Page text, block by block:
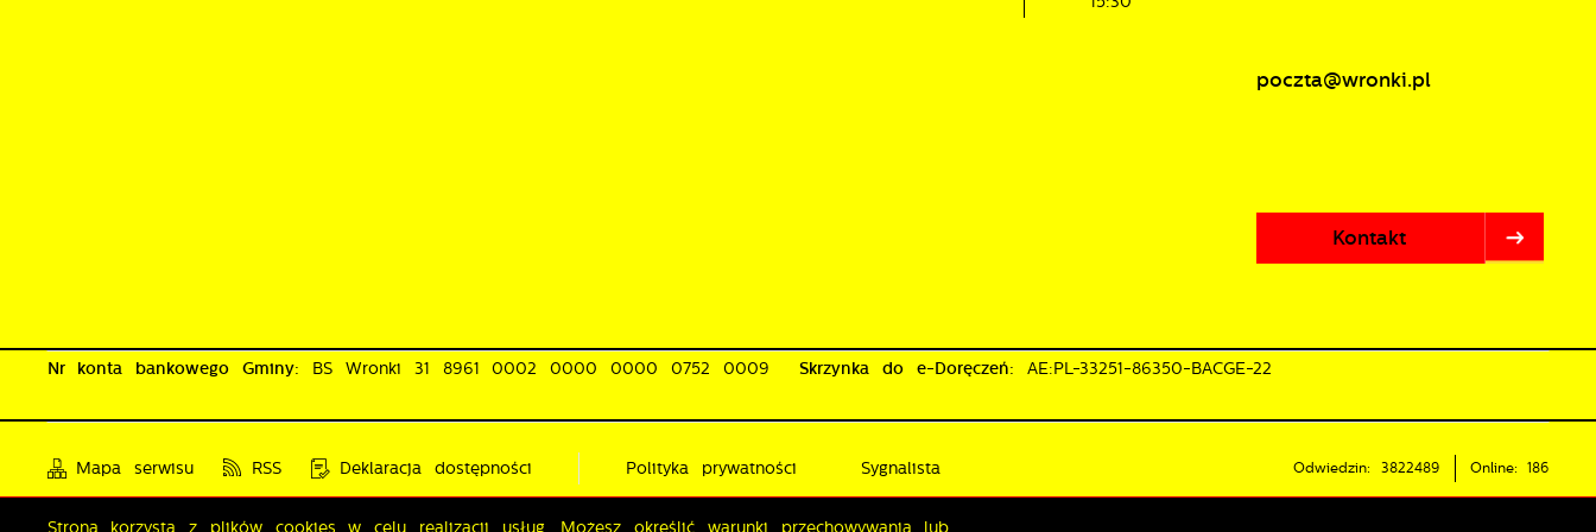
poczta@wronki.pl
Kontakt
Nr konta bankowego Gminy: BS Wronki 31 8961 0002 0000 0000 0752 0009 Skrzynka do e-Doręczeń: AE:PL-33251-86350-BACGE-22
Mapa serwisu RSS Deklaracja dostępności Polityka prywatności Sygnalista Odwiedzin: 3822489 Online: 186
Strona korzysta z plików cookies w celu realizacji usług. Możesz określić warunki przechowywania lub